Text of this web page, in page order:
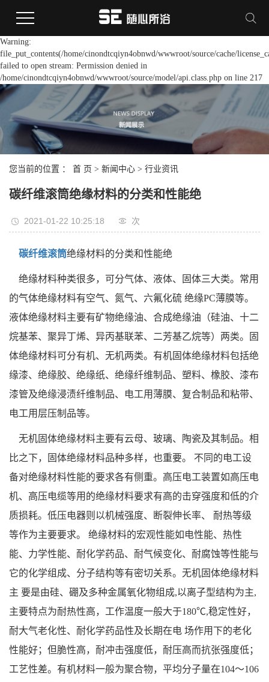
Warning:
file_put_contents(/home/cinondtcqiyn4obnwd/wwwroot/source/cache/
failed to open stream: Permission denied in
/home/cinondtcqiyn4obnwd/wwwroot/source/model/api.class.php on line 217
您当前的位置 ： 首 页 > 新闻中心 > 行业资讯
碳纤维滚筒绝缘材料的分类和性能绝
2021-01-22 10:25:18 次
碳纤维滚筒绝缘材料的分类和性能绝
绝缘材料种类很多，可分气体、液体、固体三大类。常用
的气体绝缘材料有空气、氮气、六氟化硫 绝缘PC薄膜等。
液体绝缘材料主要有矿物绝缘油、合成绝缘油（硅油、十二
烷基苯、聚异丁烯、异丙基联苯、二芳基乙烷等）两类。固
体绝缘材料可分有机、无机两类。有机固体绝缘材料包括绝
缘漆、绝缘胶、绝缘纸、绝缘纤维制品、塑料、橡胶、漆布
漆管及绝缘浸渍纤维制品、电工用薄膜、复合制品和粘带、
电工用层压制品等。
无机固体绝缘材料主要有云母、玻璃、陶瓷及其制品。相
比之下，固体绝缘材料品种多样，也重要。 不同的电工设
备对绝缘材料性能的要求各有侧重。高压电工装置如高压电
机、高压电缆等用的绝缘材料要求有高的击穿强度和低的介
质损耗。低压电器则以机械强度、断裂伸长率、 耐热等级
等作为主要要求。 绝缘材料的宏观性能如电性能、热性
能、力学性能、耐化学药品、耐气候变化、耐腐蚀等性能与
它的化学组成、分子结构等有密切关系。无机固体绝缘材料
主 要是由硅、硼及多种金属氧化物组成,以离子型结构为主,
主要特点为耐热性高，工作温度一般大于180℃,稳定性好，
耐大气老化性、耐化学药品性及长期在电 场作用下的老化
性能好；但脆性高，耐冲击强度低，耐压高而抗张强度低；
工艺性差。有机材料一般为聚合物，平均分子量在104～106